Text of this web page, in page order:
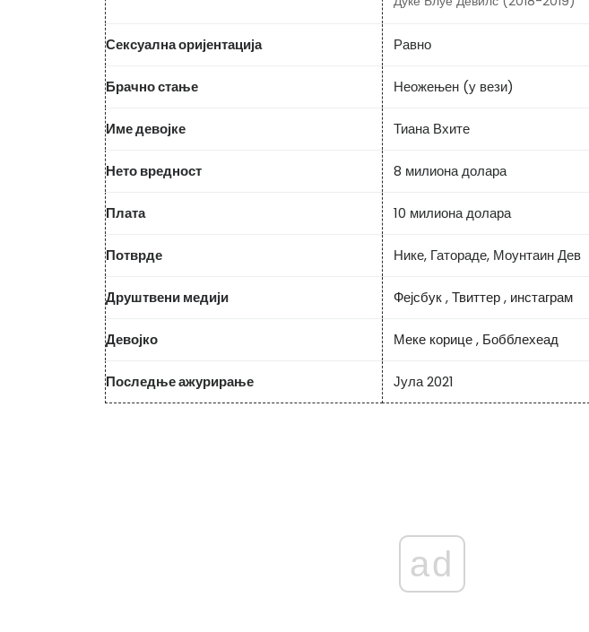
Сексуална оријентација Равно
Брачно стање Неожењен (у вези)
Име девојке Тиана Вхите
Нето вредност 8 милиона долара
Плата 10 милиона долара
Потврде Нике, Гатораде, Моунтаин Дев
Друштвени медији Фејсбук,Твиттер, инстаграм
Девојко Меке корице, Бобблехеад
Последње ажурирање Јула 2021
ad